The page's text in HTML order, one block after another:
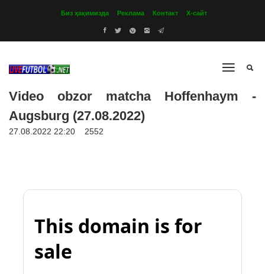
Биз ҳақимизда Реклама Контакт Х-сайт
Video obzor matcha Hoffenhaym -
Augsburg (27.08.2022)
27.08.2022 22:20 2552